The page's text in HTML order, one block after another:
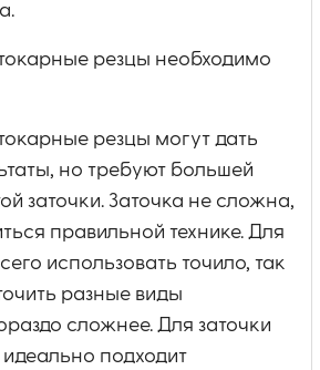
резцы необходимо
резцы могут дать
но требуют большей
заточки. Заточка не сложна,
правильной технике. Для
использовать точило, так
разные виды
сложнее. Для заточки
подходит